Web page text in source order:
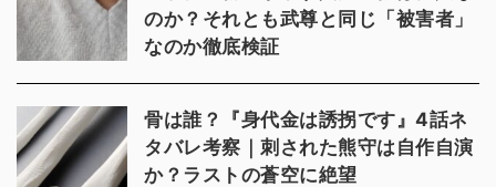
のか？それとも武尊と同じ「被害者」
なのか徹底検証
骨は誰？『身代金は誘拐です』4話ネ
タバレ考察｜刺された熊守は自作自演
か？ラストの蒼空に絶望